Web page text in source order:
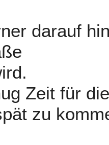
darauf
Zeit für
zu